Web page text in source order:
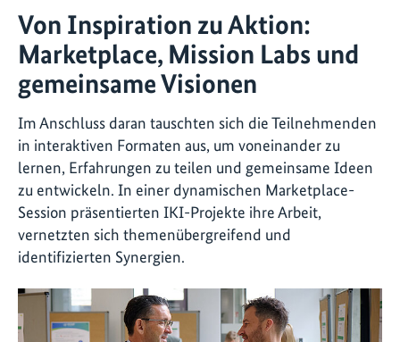
Von Inspiration zu Aktion:
Marketplace, Mission Labs und
gemeinsame Visionen
Im Anschluss daran tauschten sich die Teilnehmenden
in interaktiven Formaten aus, um voneinander zu
lernen, Erfahrungen zu teilen und gemeinsame Ideen
zu entwickeln. In einer dynamischen Marketplace-
Session präsentierten IKI-Projekte ihre Arbeit,
vernetzten sich themenübergreifend und
identifizierten Synergien.